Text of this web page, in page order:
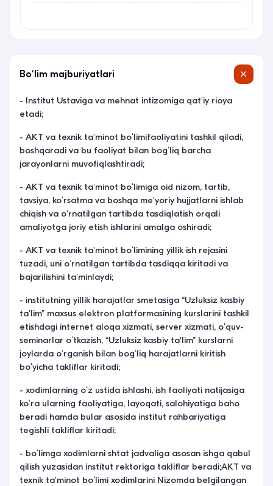
Boʻlim majburiyatlari
- Institut Ustaviga va mehnat intizomiga qat'iy rioya
etadi;
- AKT va texnik ta'minot boʻlimifaoliyatini tashkil qiladi,
boshqaradi va bu faoliyat bilan bogʻliq barcha
jarayonlarni muvofiqlashtiradi;
- AKT va texnik ta'minot boʻlimiga oid nizom, tartib,
tavsiya, koʻrsatma va boshqa me'yoriy hujjatlarni ishlab
chiqish va oʻrnatilgan tartibda tasdiqlatish orqali
amaliyotga joriy etish ishlarini amalga oshiradi;
- AKT va texnik ta'minot boʻlimining yillik ish rejasini
tuzadi, uni oʻrnatilgan tartibda tasdiqqa kiritadi va
bajarilishini ta'minlaydi;
- institutning yillik harajatlar smetasiga “Uzluksiz kasbiy
ta'lim” maxsus elektron platformasining kurslarini tashkil
etishdagi internet aloqa xizmati, server xizmati, oʻquv-
seminarlar oʻtkazish, “Uzluksiz kasbiy ta'lim” kurslarni
joylarda oʻrganish bilan bogʻliq harajatlarni kiritish
boʻyicha takliflar kiritadi;
- xodimlarning oʻz ustida ishlashi, ish faoliyati natijasiga
koʻra ularning faoliyatiga, layoqati, salohiyatiga baho
beradi hamda bular asosida institut rahbariyatiga
tegishli takliflar kiritadi;
- boʻlimga xodimlarni shtat jadvaliga asosan ishga qabul
qilish yuzasidan institut rektoriga takliflar beradi;AKT va
texnik ta'minot boʻlimi xodimlarini Nizomda belgilangan